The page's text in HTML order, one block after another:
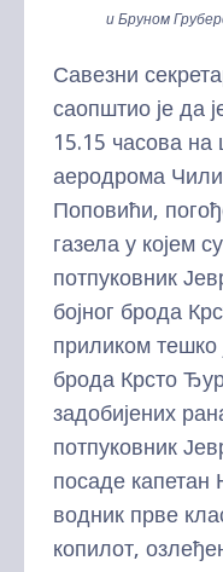
и Бруном
Савезни
саопштио је да
15.15 часова на
аеродрома
Поповићи,
газела у којем
потпуковник
бојног брода
приликом тешко
брода Крсто
задобијених
потпуковник
посаде капетан
водник прве
копилот,